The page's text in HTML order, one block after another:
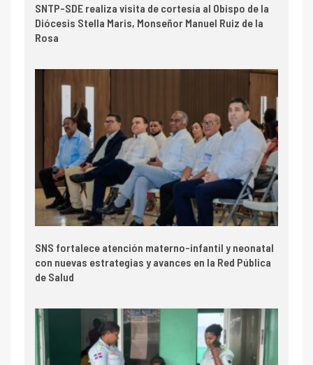
SNTP-SDE realiza visita de cortesía al Obispo de la
Diócesis Stella Maris, Monseñor Manuel Ruiz de la
Rosa
SNS fortalece atención materno-infantil y neonatal
con nuevas estrategias y avances en la Red Pública
de Salud